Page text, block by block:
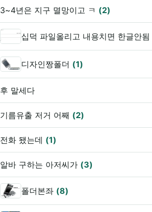
3~4년은 지구 멸망이고 ㅋ (2)
십덕 파일올리고 내용치면 한글안
디자인짱폴더 (1)
후 말세다
기름유출 저거 어째 (2)
전화 됐는데 (1)
알바 구하는 아저씨가 (3)
폴더본좌 (8)